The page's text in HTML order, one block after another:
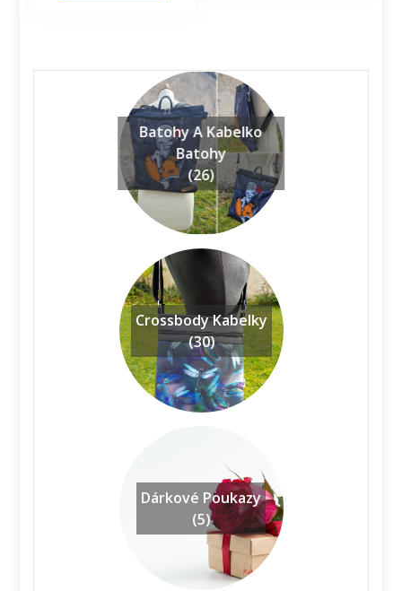
Batohy A Kabelko
Batohy
(26)
Crossbody Kabelky
(30)
Dárkové Poukazy
(5)